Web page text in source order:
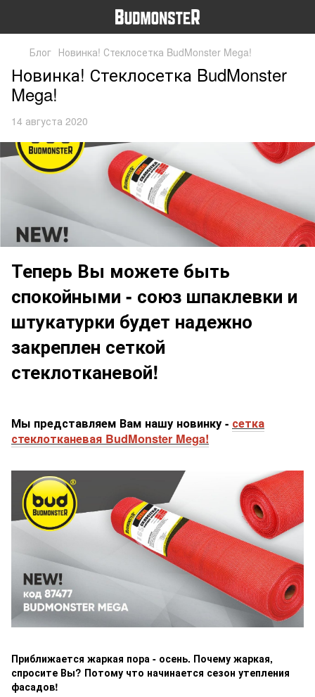
Блог Новинка! Стеклосетка BudMonster Mega!
Новинка! Стеклосетка BudMonster
Mega!
14 августа 2020
Теперь Вы можете быть
спокойными - союз шпаклевки и
штукатурки будет надежно
закреплен сеткой
стеклотканевой!
Мы представляем Вам нашу новинку - сетка
стеклотканевая BudMonster Mega!
Приближается жаркая пора - осень. Почему жаркая,
спросите Вы? Потому что начинается сезон утепления
фасадов!